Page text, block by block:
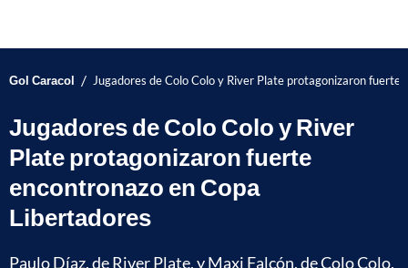
Gol Caracol / Jugadores de Colo Colo y River Plate protagonizaron fuerte
Jugadores de Colo Colo y River
Plate protagonizaron fuerte
encontronazo en Copa
Libertadores
Paulo Díaz, de River Plate, y Maxi Falcón, de Colo Colo,